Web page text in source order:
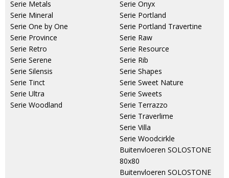
Serie Metals
Serie Mineral
Serie One by One
Serie Province
Serie Retro
Serie Serene
Serie Silensis
Serie Tinct
Serie Ultra
Serie Woodland
Serie Onyx
Serie Portland
Serie Portland Travertine
Serie Raw
Serie Resource
Serie Rib
Serie Shapes
Serie Sweet Nature
Serie Sweets
Serie Terrazzo
Serie Traverlime
Serie Villa
Serie Woodcirkle
Buitenvloeren SOLOSTONE
80x80
Buitenvloeren SOLOSTONE